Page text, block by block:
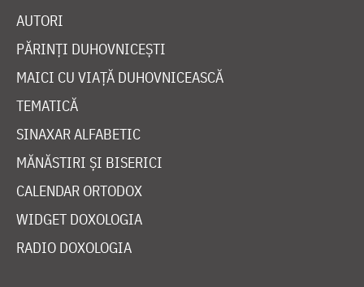
AUTORI
PĂRINȚI DUHOVNICEȘTI
MAICI CU VIAȚĂ DUHOVNICEASCĂ
TEMATICĂ
SINAXAR ALFABETIC
MĂNĂSTIRI ȘI BISERICI
CALENDAR ORTODOX
WIDGET DOXOLOGIA
RADIO DOXOLOGIA